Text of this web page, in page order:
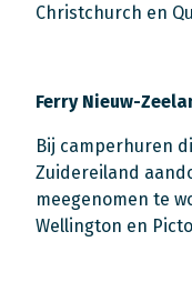
Christchurch en
Ferry Nieuw-
Bij camperhuren
Zuidereiland
meegenomen te
Wellington en